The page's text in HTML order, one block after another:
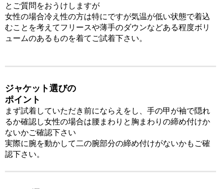
とご質問をおうけしますが
女性の場合冷え性の方は特にですが気温が低い状態で着込
むことを考えてフリースや薄手のダウンなどある程度ボリ
ュームのあるものを着てご試着下さい。
ジャケット選びの
ポイント
まず試着していただき前にならえをし、 手の甲が袖で隠れ
るか確認し女性の場合は腰まわりと胸まわりの締め付けか
ないかご確認下さい
実際に腕を動かして 二の腕部分の締め付けがないかも ご確
認下さい。